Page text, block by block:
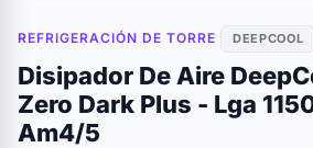
REFRIGERACIÓN DE TORRE DEEPCOOL
Disipador De Aire
Zero Dark Plus - Lga
Am4/5